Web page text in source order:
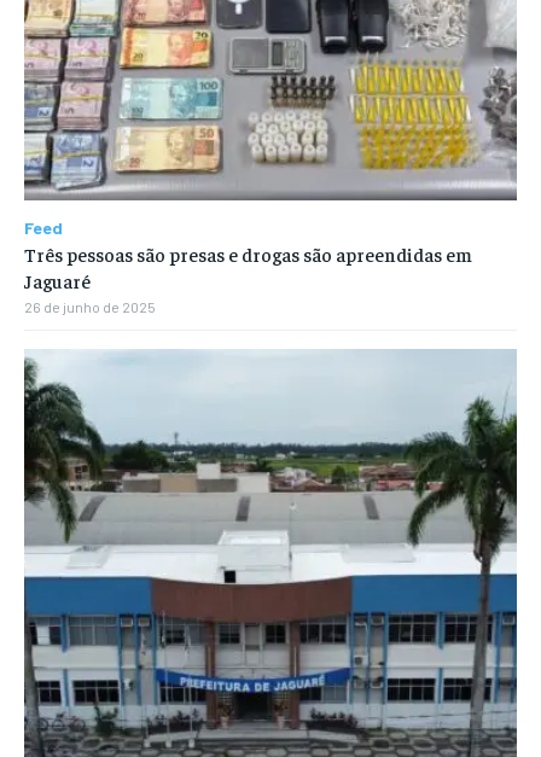
Feed
Três pessoas são presas e drogas são apreendidas em
Jaguaré
26 de junho de 2025